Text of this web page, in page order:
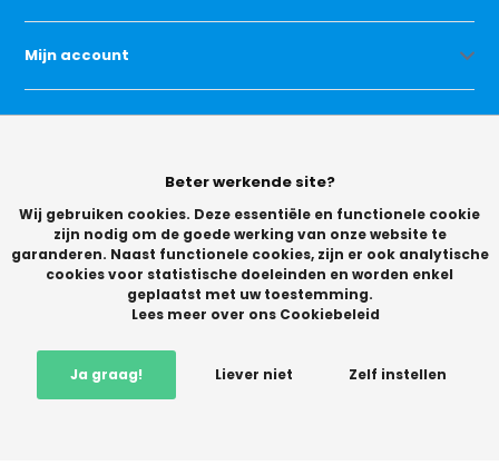
Mijn account
Categorieën
Vikingchoice.nl - Scherpe prijzen! Ruime keuze9.2- Trusted
Beter werkende site?
Wij gebruiken cookies. Deze essentiële en functionele cookie
zijn nodig om de goede werking van onze website te
garanderen. Naast functionele cookies, zijn er ook analytische
cookies voor statistische doeleinden en worden enkel
geplaatst met uw toestemming.
Lees meer over ons Cookiebeleid
Ja graag! Liever niet Zelf instellen